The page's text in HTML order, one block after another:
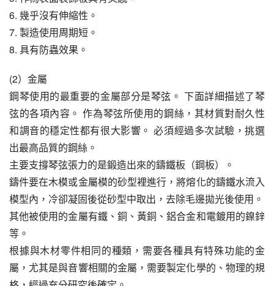
6. 幾乎沒有伸縮性。
7. 製造使用周期短。
8. 具有防蟲效果。
(2）金屬
鋼琴使用的最重要的金屬部分是琴弦。 下面詳細描述了琴
弦的各項內容。 作為琴弦所使用的鋼絲，其材質對耐久性
和調音的穩定性都有很大影響。 必須經過多次試驗，挑選
出最高品質的鋼絲。
主要支撐琴弦張力的是鍛造出來的鑄鐵板（鋼板）。
鑄件要在木模或金屬模的砂型裡進行，將熔化的鑄鐵水流入
模型內，冷卻凝固後從砂型中取出，去除毛邊拋光後使用。
其他被使用的金屬有鐵、銅、黃銅、鋁合金和電鍍用的鎳鋅
等。
根據與木材零件相同的種類，需要各種具有特殊功能的金
屬，尤其是與音響相關的金屬，需要製定化學的、物理的規